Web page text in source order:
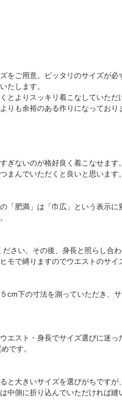
をご用意。ピッタリのサイズが必
たします。
とよりスッキリ着こなしていただ
りも余裕のある作りになってお
ぎないのが格好良く着こなせます。
まんでいただくと良いと思います。
肥満」は「巾広」という表示に
さい。その後、身長と照らし合
で縛りますのでウエストのサイ
下の寸法を測っていただき、サ
スト・身長でサイズ選びに迷っ
です。
大きいサイズを選びがちですが
側に折り込んでいただければ縫